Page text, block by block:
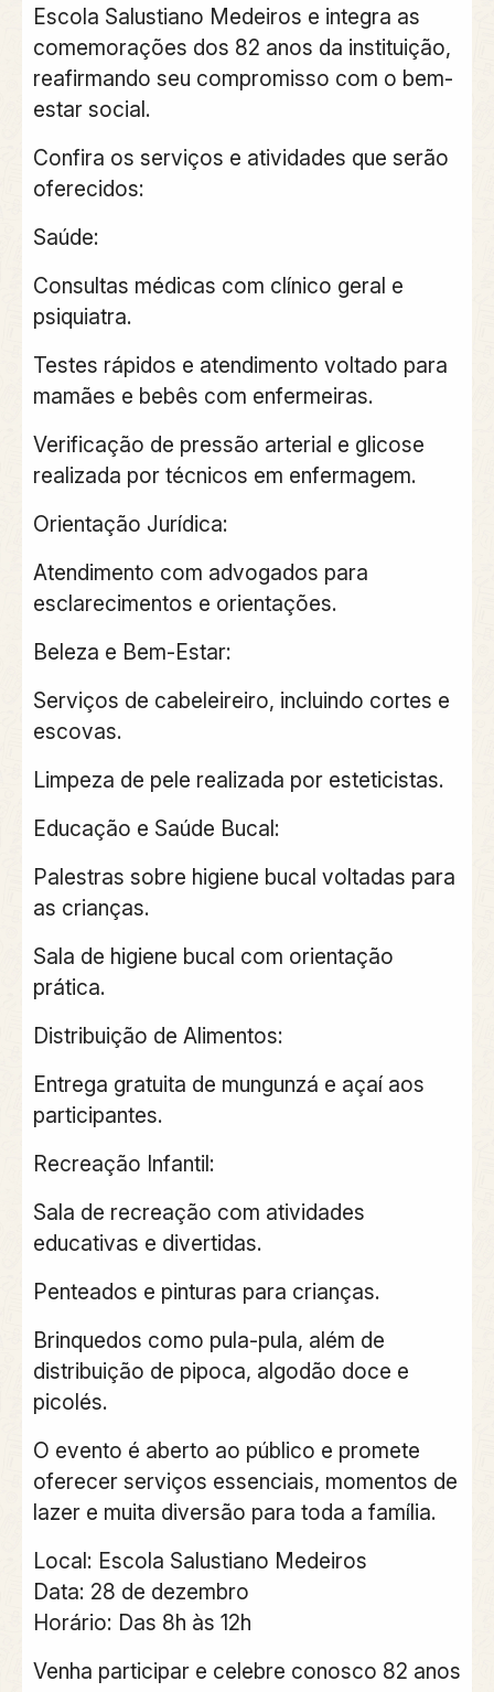
Escola Salustiano Medeiros e integra as
comemorações dos 82 anos da instituição,
reafirmando seu compromisso com o bem-
estar social.
Confira os serviços e atividades que serão
oferecidos:
Saúde:
Consultas médicas com clínico geral e
psiquiatra.
Testes rápidos e atendimento voltado para
mamães e bebês com enfermeiras.
Verificação de pressão arterial e glicose
realizada por técnicos em enfermagem.
Orientação Jurídica:
Atendimento com advogados para
esclarecimentos e orientações.
Beleza e Bem-Estar:
Serviços de cabeleireiro, incluindo cortes e
escovas.
Limpeza de pele realizada por esteticistas.
Educação e Saúde Bucal:
Palestras sobre higiene bucal voltadas para
as crianças.
Sala de higiene bucal com orientação
prática.
Distribuição de Alimentos:
Entrega gratuita de mungunzá e açaí aos
participantes.
Recreação Infantil:
Sala de recreação com atividades
educativas e divertidas.
Penteados e pinturas para crianças.
Brinquedos como pula-pula, além de
distribuição de pipoca, algodão doce e
picolés.
O evento é aberto ao público e promete
oferecer serviços essenciais, momentos de
lazer e muita diversão para toda a família.
Local: Escola Salustiano Medeiros
Data: 28 de dezembro
Horário: Das 8h às 12h
Venha participar e celebre conosco 82 anos